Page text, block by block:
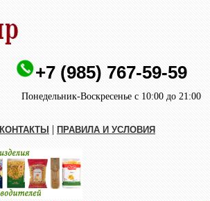
+7 (985) 767-59-59
Понедельник-Воскресенье с 10:00 до 21:00
КОНТАКТЫ | ПРАВИЛА И УСЛОВИЯ